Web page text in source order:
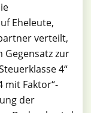
Eheleute,
verteilt,
Gegensatz zur
4“
mit Faktor“-
der